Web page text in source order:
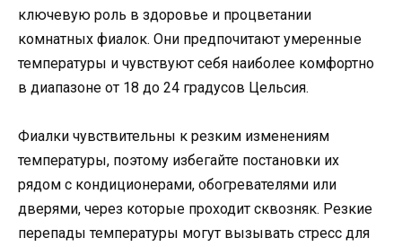
ключевую роль в здоровье и процветании
комнатных фиалок. Они предпочитают умеренные
температуры и чувствуют себя наиболее комфортно
в диапазоне от 18 до 24 градусов Цельсия.
Фиалки чувствительны к резким изменениям
температуры, поэтому избегайте постановки их
рядом с кондиционерами, обогревателями или
дверями, через которые проходит сквозняк. Резкие
перепады температуры могут вызывать стресс для